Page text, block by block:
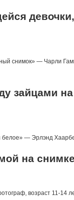
снимок» — Чарли
зайцами
— Эрлэнд
на
возраст 11-